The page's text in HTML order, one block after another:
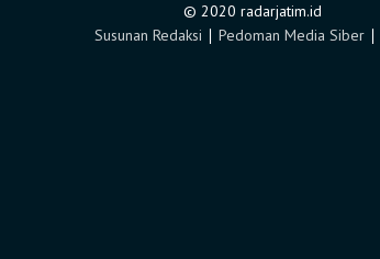
© 2020 radarjatim.id
Susunan Redaksi ∣ Pedoman Media Siber∣